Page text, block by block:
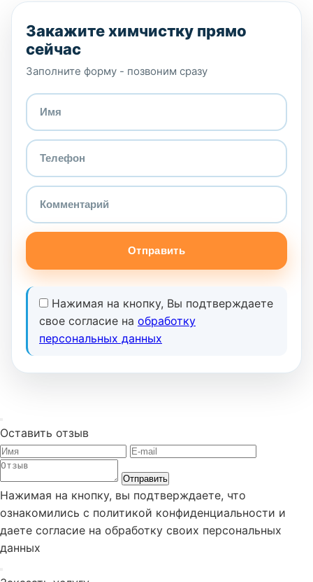
Закажите химчистку прямо
сейчас
Заполните форму - позвоним сразу
Отправить
Нажимая на кнопку, Вы подтверждаете
свое согласие на обработку
персональных данных
Оставить отзыв
Отправить
Нажимая на кнопку, вы подтверждаете, что
ознакомились с политикой конфиденциальности и
даете согласие на обработку своих персональных
данных